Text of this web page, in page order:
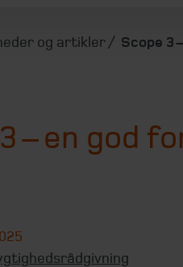
og artikler Scope 3
– en god